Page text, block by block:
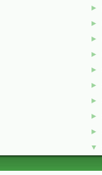
►
►
►
►
►
►
►
►
►
▼